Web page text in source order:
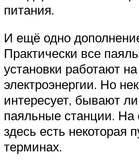
питания.
И ещё одно
Практически все
установки работают на
электроэнергии. Но
интересует, бывают
паяльные станции.
здесь есть некоторая
терминах.